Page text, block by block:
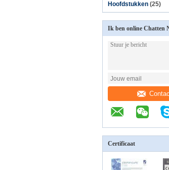
Hoofdstukken (25)
Ik ben online Chatten
Certificaat